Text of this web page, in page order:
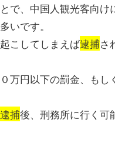
で、中国人観光客向け
いです。
こしてしまえば逮捕さ
万円以下の罰金、もし
逮捕後、刑務所に行く可